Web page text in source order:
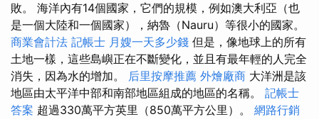
敗。 海洋內有14個國家，它們的規模，例如澳大利亞（也
是一個大陸和一個國家），納魯（Nauru）等很小的國家。
商業會計法 記帳士 月嫂一天多少錢 但是，像地球上的所有
土地一樣，這些島嶼正在不斷變化，並且有最年輕的人完全
消失，因為水的增加。 后里按摩推薦 外燴廠商 大洋洲是該
地區由太平洋中部和南部地區組成的地區的名稱。 記帳士
答案 超過330萬平方英里（850萬平方公里）。 網路行銷